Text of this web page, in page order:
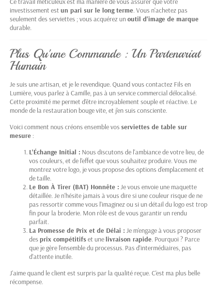
investissement est un pari sur le long terme. Vous n'achetez pas
seulement des serviettes ; vous acquérez unoutil d'image de marque
durable.
Plus Qu'une Commande : Un Partenariat
Humain
Je suis une artisan, et je le revendique. Quand vous contactez Fils en
Lumière, vous parlez à Camille, pas à un service commercial délocalisé.
Cette proximité me permet d'être incroyablement souple et réactive. Le
monde de la restauration bouge vite, et j'en suis consciente.
Voici comment nous créons ensemble vosserviettes de table sur
mesure :
L'Échange Initial : Nous discutons de l'ambiance de votre lieu, de
vos couleurs, et de l'effet que vous souhaitez produire. Vous me
montrez votre logo, je vous propose des options d'emplacement et
de taille.
Le Bon À Tirer (BAT) Honnête : Je vous envoie une maquette
détaillée. Je n'hésite jamais à vous dire si une couleur risque de ne
pas ressortir comme vous l'imaginez ou si un détail du logo est trop
fin pour la broderie. Mon rôle est de vous garantir un rendu
parfait.
La Promesse de Prix et de Délai : Je m'engage à vous proposer
desprix compétitifset unelivraison rapide. Pourquoi ? Parce
que je gère l'ensemble du processus. Pas d'intermédiaires, pas
d'attente inutile.
J'aime quand le client est surpris par la qualité reçue. C'est ma plus belle
récompense.